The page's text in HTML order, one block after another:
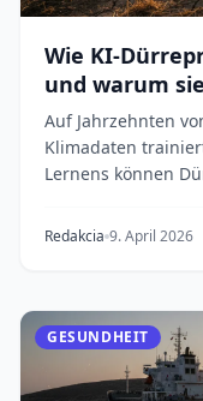
Wie KI-
und warum
Auf Jahrzehnten
Klimadaten
Lernens können
Redakcia 9. April 2026
GESUNDHEIT